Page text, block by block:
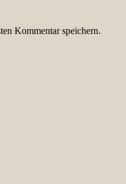
Kommentar speichern.